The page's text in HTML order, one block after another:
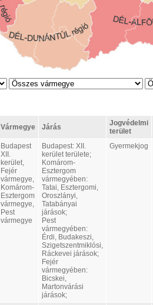
Vármegye Járás
Jogvédelmi
terület
Budapest
XII.
kerület,
Fejér
vármegye,
Komárom-
Esztergom
vármegye,
Pest
vármegye
Budapest: XII.
kerület területe;
Komárom-
Esztergom
vármegyében:
Tatai, Esztergomi,
Oroszlányi,
Tatabányai
járások;
Pest
vármegyében:
Érdi, Budakeszi,
Szigetszentmiklósi,
Ráckevei járások;
Fejér
vármegyében:
Bicskei,
Martonvárási
járások;
Gyermekjog